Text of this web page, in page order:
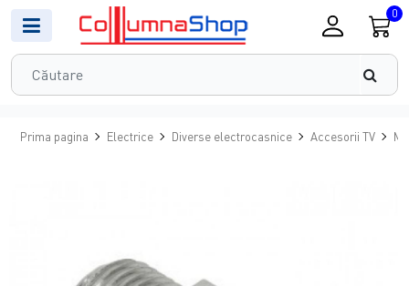
0
Prima pagina Electrice Diverse electrocasnice Accesorii TV